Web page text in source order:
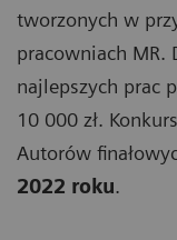
tworzonych w
pracowniach MR.
najlepszych prac
10 000 zł.
Autorów
2022 roku.